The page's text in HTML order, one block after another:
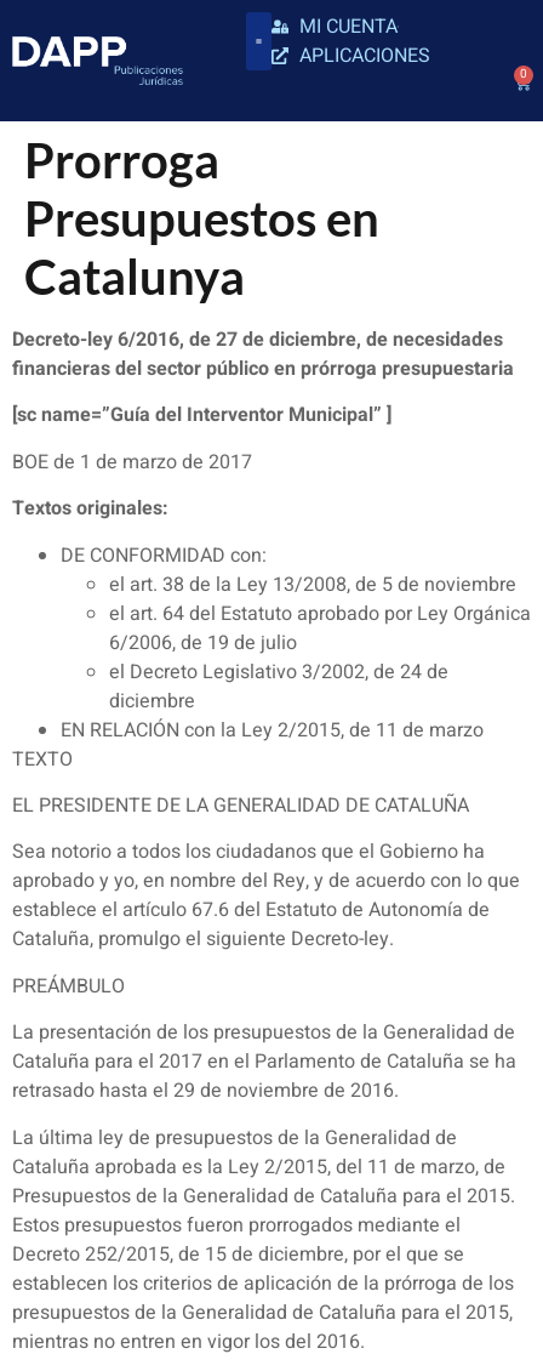
MI CUENTA
APLICACIONES
0
Prorroga
Presupuestos en
Catalunya
Decreto-ley 6/2016, de 27 de diciembre, de necesidades
financieras del sector público en prórroga presupuestaria
[sc name=”Guía del Interventor Municipal” ]
BOE de 1 de marzo de 2017
Textos originales:
DE CONFORMIDAD con:
el art. 38 de la Ley 13/2008, de 5 de noviembre
el art. 64 del Estatuto aprobado por Ley Orgánica
6/2006, de 19 de julio
el Decreto Legislativo 3/2002, de 24 de
diciembre
EN RELACIÓN con la Ley 2/2015, de 11 de marzo
TEXTO
EL PRESIDENTE DE LA GENERALIDAD DE CATALUÑA
Sea notorio a todos los ciudadanos que el Gobierno ha
aprobado y yo, en nombre del Rey, y de acuerdo con lo que
establece el artículo 67.6 del Estatuto de Autonomía de
Cataluña, promulgo el siguiente Decreto-ley.
PREÁMBULO
La presentación de los presupuestos de la Generalidad de
Cataluña para el 2017 en el Parlamento de Cataluña se ha
retrasado hasta el 29 de noviembre de 2016.
La última ley de presupuestos de la Generalidad de
Cataluña aprobada es la Ley 2/2015, del 11 de marzo, de
Presupuestos de la Generalidad de Cataluña para el 2015.
Estos presupuestos fueron prorrogados mediante el
Decreto 252/2015, de 15 de diciembre, por el que se
establecen los criterios de aplicación de la prórroga de los
presupuestos de la Generalidad de Cataluña para el 2015,
mientras no entren en vigor los del 2016.